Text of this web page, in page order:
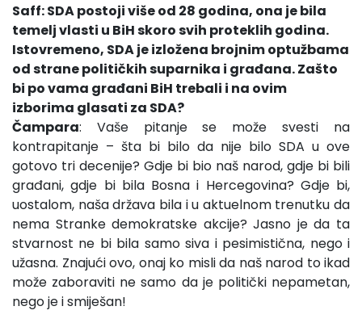
Saff: SDA postoji više od 28 godina, ona je bila
temelj vlasti u BiH skoro svih proteklih godina.
Istovremeno, SDA je izložena brojnim optužbama
od strane političkih suparnika i građana. Zašto
bi po vama građani BiH trebali i na ovim
izborima glasati za SDA?
Čampara: Vaše pitanje se može svesti na
kontrapitanje – šta bi bilo da nije bilo SDA u ove
gotovo tri decenije? Gdje bi bio naš narod, gdje bi bili
građani, gdje bi bila Bosna i Hercegovina? Gdje bi,
uostalom, naša država bila i u aktuelnom trenutku da
nema Stranke demokratske akcije? Jasno je da ta
stvarnost ne bi bila samo siva i pesimistična, nego i
užasna. Znajući ovo, onaj ko misli da naš narod to ikad
može zaboraviti ne samo da je politički nepametan,
nego je i smiješan!